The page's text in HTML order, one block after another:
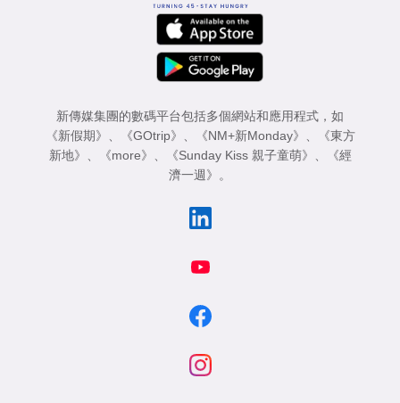
新傳媒集團的數碼平台包括多個網站和應用程式，如
《新假期》
《GOtrip》 《NM+新Monday》
《東方
新地》
《more》 《Sunday Kiss 親子童萌》
《經
濟一週》
。